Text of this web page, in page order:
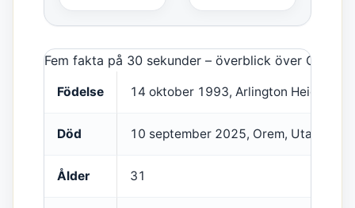
Fem fakta på 30 sekunder – överblick över Charlie
Födelse 14 oktober 1993, Arlington Heights,
Död 10 september 2025, Orem, Utah
Ålder 31